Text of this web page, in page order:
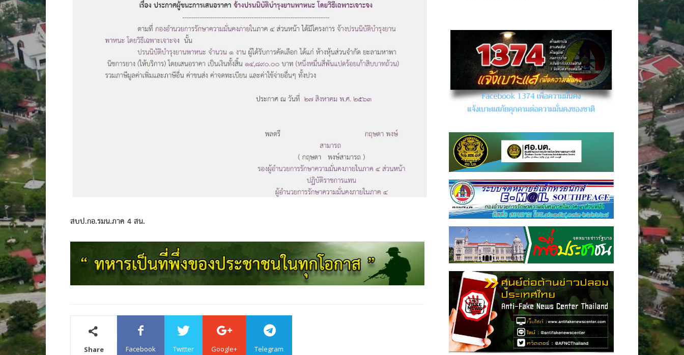
สบป.กอ.รมน.ภาค 4 สน.
Share Facebook Twitter Google+ Telegram